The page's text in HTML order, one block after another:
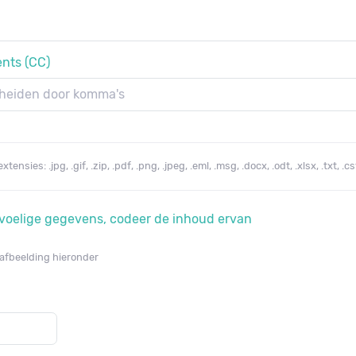
(CC)
.jpg, .gif, .zip, .pdf, .png, .jpeg, .eml, .msg, .docx, .odt, .xlsx, .txt,
gegevens, codeer de inhoud ervan
hieronder